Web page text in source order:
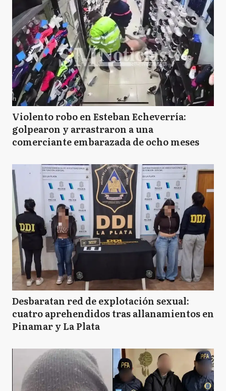
Violento robo en Esteban Echeverría:
golpearon y arrastraron a una
comerciante embarazada de ocho meses
Desbaratan red de explotación sexual:
cuatro aprehendidos tras allanamientos en
Pinamar y La Plata